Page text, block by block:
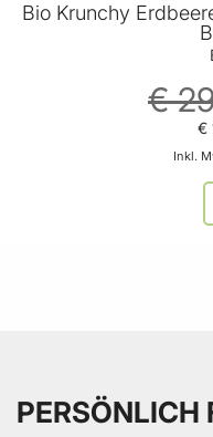
Bio Krunchy
€
Inkl.
€
PERSÖNLICH